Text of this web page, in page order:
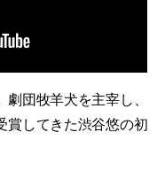
団牧羊犬を主宰し、
賞してきた渋谷悠の初